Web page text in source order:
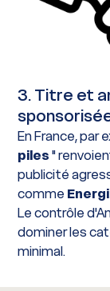
3. Titre et
En France, par
piles"
publicité
comme
Le contrôle
dominer les
minimal.